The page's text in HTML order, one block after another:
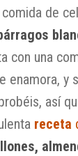
de
con una
enamora, y
así
receta